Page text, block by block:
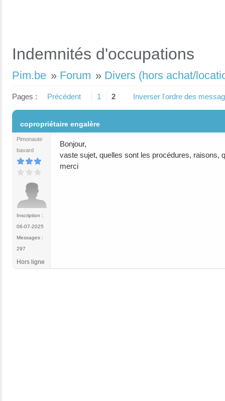
Indemnités d'occupations
Pim.be » Forum » Divers (hors achat/
Pages : Précédent 1 2 Inverser l'ordre des
copropriétaire engalère
Pimonaute
bavard
Inscription :
06-07-2025
Messages :
297
Bonjour,
vaste sujet, quelles sont les procédures, raisons,
merci
Hors ligne